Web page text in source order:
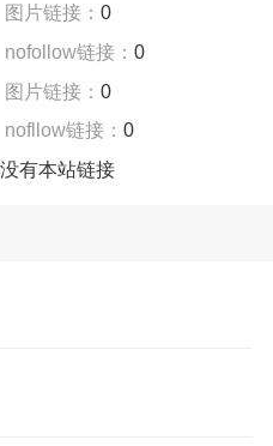
图片链接： 0
nofollow链接： 0
图片链接： 0
nofllow链接： 0
有本站链接